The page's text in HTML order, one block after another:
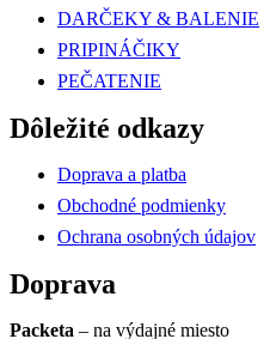
DARČEKY & BALENIE
PRIPINÁČIKY
PEČATENIE
Dôležité odkazy
Doprava a platba
Obchodné podmienky
Ochrana osobných údajov
Doprava
Packeta – na výdajné miesto